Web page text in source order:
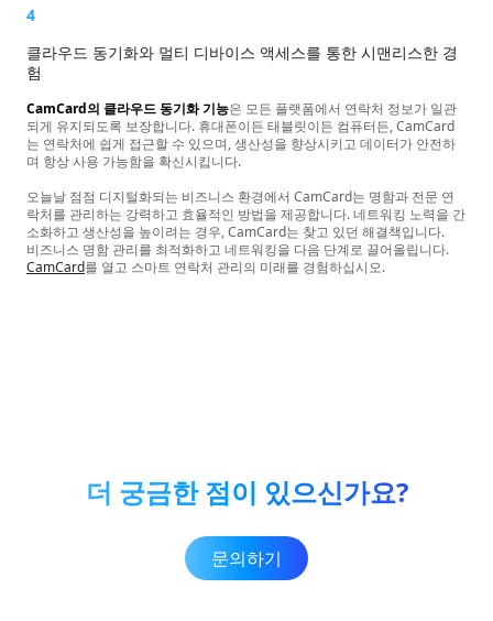
4
클라우드 동기화와 멀티 디바이스 액세스를 통한 시맨리스한 경
험
CamCard의 클라우드 동기화 기능은 모든 플랫폼에서 연락처 정보가 일관
되게 유지되도록 보장합니다. 휴대폰이든 태블릿이든 컴퓨터든, CamCard
는 연락처에 쉽게 접근할 수 있으며, 생산성을 향상시키고 데이터가 안전하
며 항상 사용 가능함을 확신시킵니다.
오늘날 점점 디지털화되는 비즈니스 환경에서 CamCard는 명함과 전문 연
락처를 관리하는 강력하고 효율적인 방법을 제공합니다. 네트워킹 노력을 간
소화하고 생산성을 높이려는 경우, CamCard는 찾고 있던 해결책입니다.
비즈니스 명함 관리를 최적화하고 네트워킹을 다음 단계로 끌어올립니다.
CamCard를 열고 스마트 연락처 관리의 미래를 경험하십시오.
더 궁금한 점이 있으신가요?
문의하기